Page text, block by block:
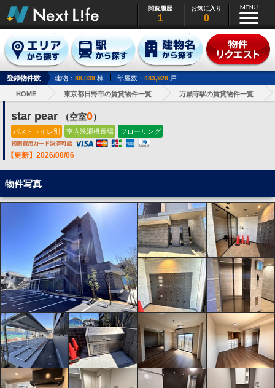
閲覧履歴
1
お気に入り
0
登録物件数 建物： 86,039 棟 部屋数： 483,926 戸
HOME 東京都日野市の賃貸物件一覧 万願寺駅の賃貸物件一覧
star pear （空室0）
バス・トイレ別 室内洗濯機置場 フローリング
【更新】2026/08/06
物件写真